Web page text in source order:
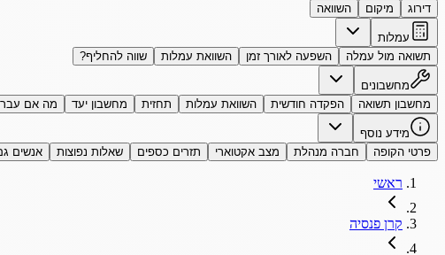
דירוג
מיקום השוואה
עמלות
תשואה מול עמלה
השפעה לאורך זמן השוואת עמלות שווה להחליף?
מחשבונים
מחשבון תשואה
הפקדה חודשית השוואת עמלות תחזית מחשבון יעד מה אם
מידע נוסף
פרטי הקופה
חברה מנהלת מצב אקטוארי תזרים כספים שאלות נפוצות אנשים
ראשי
קרן פנסיה